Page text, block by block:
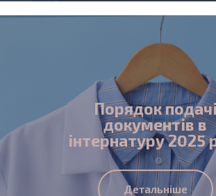
Порядок
документів в
інтернатуру 2025
Детальніше